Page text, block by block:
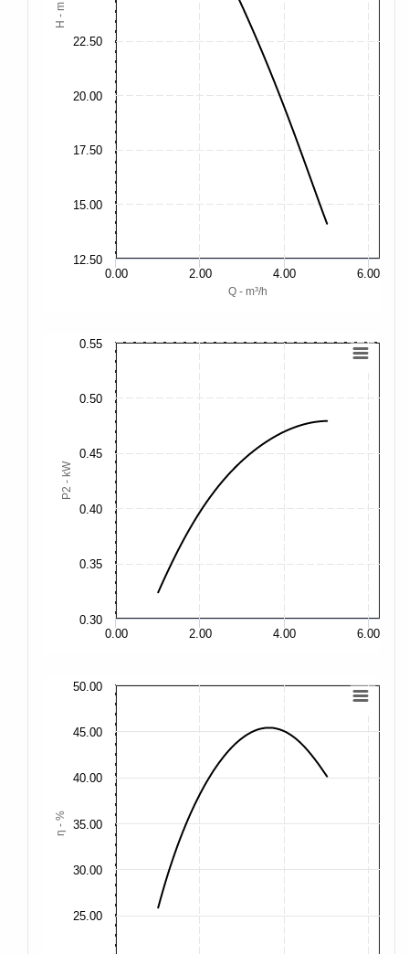
Q - m³/h
H - m
0.00 2.00 4.00 6.00
12.50
15.00
17.50
20.00
22.50
P2 - kW
0.00 2.00 4.00 6.00
0.30
0.35
0.40
0.45
0.50
0.55
η - %
25.00
30.00
35.00
40.00
45.00
50.00